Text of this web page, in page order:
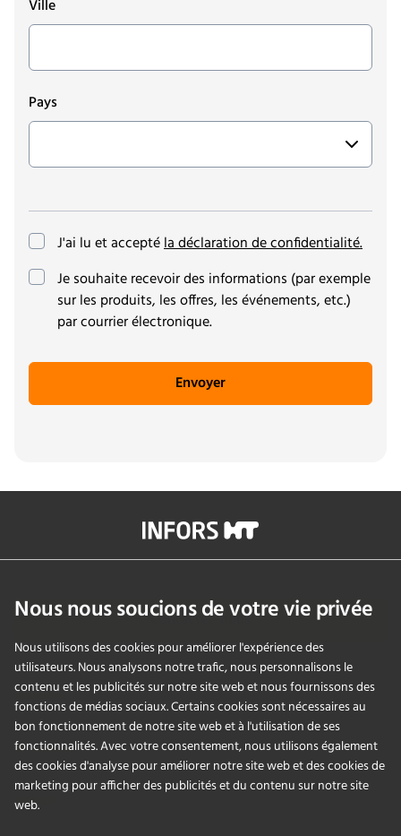
Ville
Pays
J'ai lu et acceptéla déclaration de confidentialité.
(optionnel)
Je souhaite recevoir des informations (par exemple
sur les produits, les offres, les événements, etc.)
par courrier électronique.
Envoyer
Nous nous soucions de votre vie privée
Nous utilisons des cookies pour améliorer l'expérience des
utilisateurs. Nous analysons notre trafic, nous personnalisons le
contenu et les publicités sur notre site web et nous fournissons des
fonctions de médias sociaux. Certains cookies sont nécessaires au
bon fonctionnement de notre site web et à l'utilisation de ses
fonctionnalités. Avec votre consentement, nous utilisons également
des cookies d'analyse pour améliorer notre site web et des cookies de
marketing pour afficher des publicités et du contenu sur notre site
web.
Contactez-nous
PRODUITS
APPLICATIONS
SERVICES